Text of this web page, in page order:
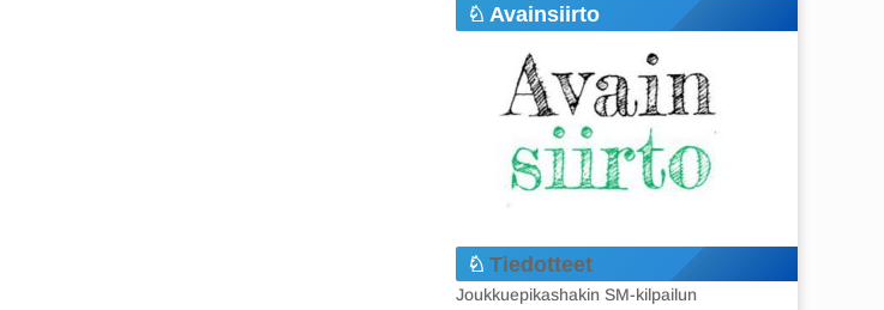
Avainsiirto
Tiedotteet
Joukkuepikashakin SM-kilpailun